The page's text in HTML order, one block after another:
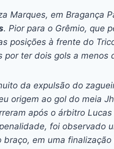
Marques, em Bragança
. Pior para o Grêmio, que
posições à frente do
por ter dois gols a menos
da expulsão do
origem ao gol do meia
após o árbitro
foi observado
em uma